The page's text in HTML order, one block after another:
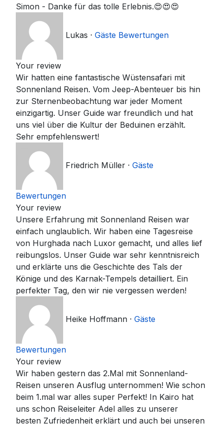
Simon - Danke für das tolle Erlebnis.😍😍😍
Lukas · Gäste Bewertungen
Your review
Wir hatten eine fantastische Wüstensafari mit
Sonnenland Reisen. Vom Jeep-Abenteuer bis hin
zur Sternenbeobachtung war jeder Moment
einzigartig. Unser Guide war freundlich und hat
uns viel über die Kultur der Beduinen erzählt.
Sehr empfehlenswert!
Friedrich Müller · Gäste
Bewertungen
Your review
Unsere Erfahrung mit Sonnenland Reisen war
einfach unglaublich. Wir haben eine Tagesreise
von Hurghada nach Luxor gemacht, und alles lief
reibungslos. Unser Guide war sehr kenntnisreich
und erklärte uns die Geschichte des Tals der
Könige und des Karnak-Tempels detailliert. Ein
perfekter Tag, den wir nie vergessen werden!
Heike Hoffmann · Gäste
Bewertungen
Your review
Wir haben gestern das 2.Mal mit Sonnenland-
Reisen unseren Ausflug unternommen! Wie schon
beim 1.mal war alles super Perfekt! In Kairo hat
uns schon Reiseleiter Adel alles zu unserer
besten Zufriedenheit erklärt und auch bei unseren